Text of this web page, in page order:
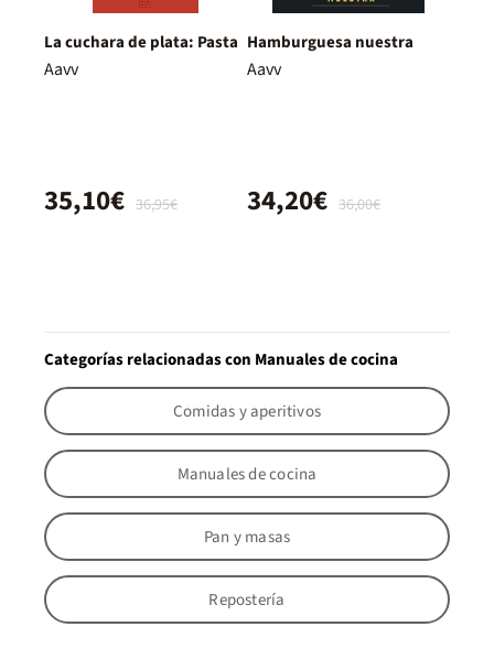
La cuchara de plata: Pasta
Aavv
36,95€
35,10€
Hamburguesa nuestra
Aavv
36,00€
34,20€
Categorías relacionadas con Manuales de cocina
Comidas y aperitivos
Manuales de cocina
Pan y masas
Repostería